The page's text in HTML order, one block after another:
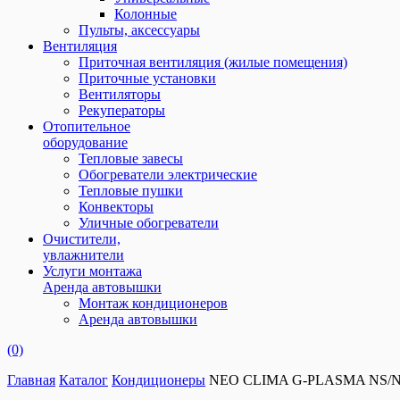
Колонные
Пульты, аксессуары
Вентиляция
Приточная вентиляция (жилые помещения)
Приточные установки
Вентиляторы
Рекуператоры
Отопительное
оборудование
Тепловые завесы
Обогреватели электрические
Тепловые пушки
Конвекторы
Уличные обогреватели
Очистители,
увлажнители
Услуги монтажа
Аренда автовышки
Монтаж кондиционеров
Аренда автовышки
(0)
Главная Каталог Кондиционеры NEO CLIMA G-PLASMA NS/